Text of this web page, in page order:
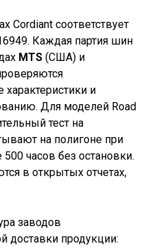
Cordiant соответствует
Каждая партия шин
MTS (США) и
характеристики и
Для моделей Road
тест на
на полигоне при
часов без остановки.
в открытых отчетах,
заводов
доставки продукции: